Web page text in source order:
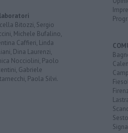
Bitozzi, Sergio
Michele Bufalino,
Caffieri, Linda
Dina Laurenzi,
Nocciolini, Paolo
Gabriele
Paola Silvi.
Signa